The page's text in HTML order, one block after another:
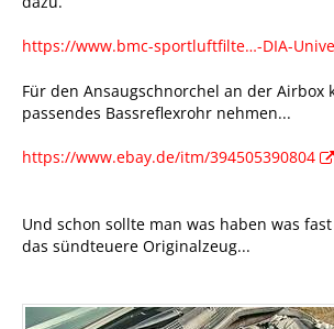
https://www.bmc-sportluftfilte…-DIA-
Für den Ansaugschnorchel an der Airbox
passendes Bassreflexrohr nehmen...
https://www.ebay.de/itm/394505390804
Und schon sollte man was haben was
das sündteuere Originalzeug...